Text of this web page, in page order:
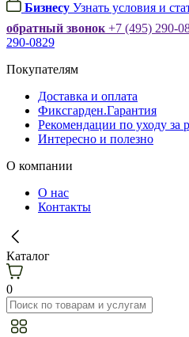
Бизнесу Узнать условия и
обратный звонок +7 (495) 290-
290-0829
Покупателям
Доставка и оплата
Фиксгарден.Гарантия
Рекомендации по уходу за
Интересно и полезно
О компании
О нас
Контакты
Каталог
0